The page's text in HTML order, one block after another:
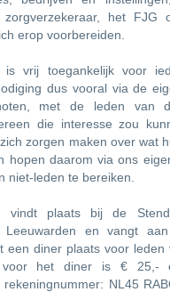
zorgverzekeraar, het FJG
erop voorbereiden.
is vrij toegankelijk voor
dus vooral via de
met de leden van
die interesse zou
zorgen maken over wat
hopen daarom via ons
niet-leden te bereiken.
vindt plaats bij de
Leeuwarden en vangt
een diner plaats voor leden
voor het diner is € 25,-
NL45